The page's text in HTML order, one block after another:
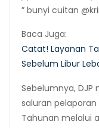
” bunyi cuitan
Baca Juga:
Catat! Layanan
Sebelum Libur
Sebelumnya,
saluran
Tahunan melalui